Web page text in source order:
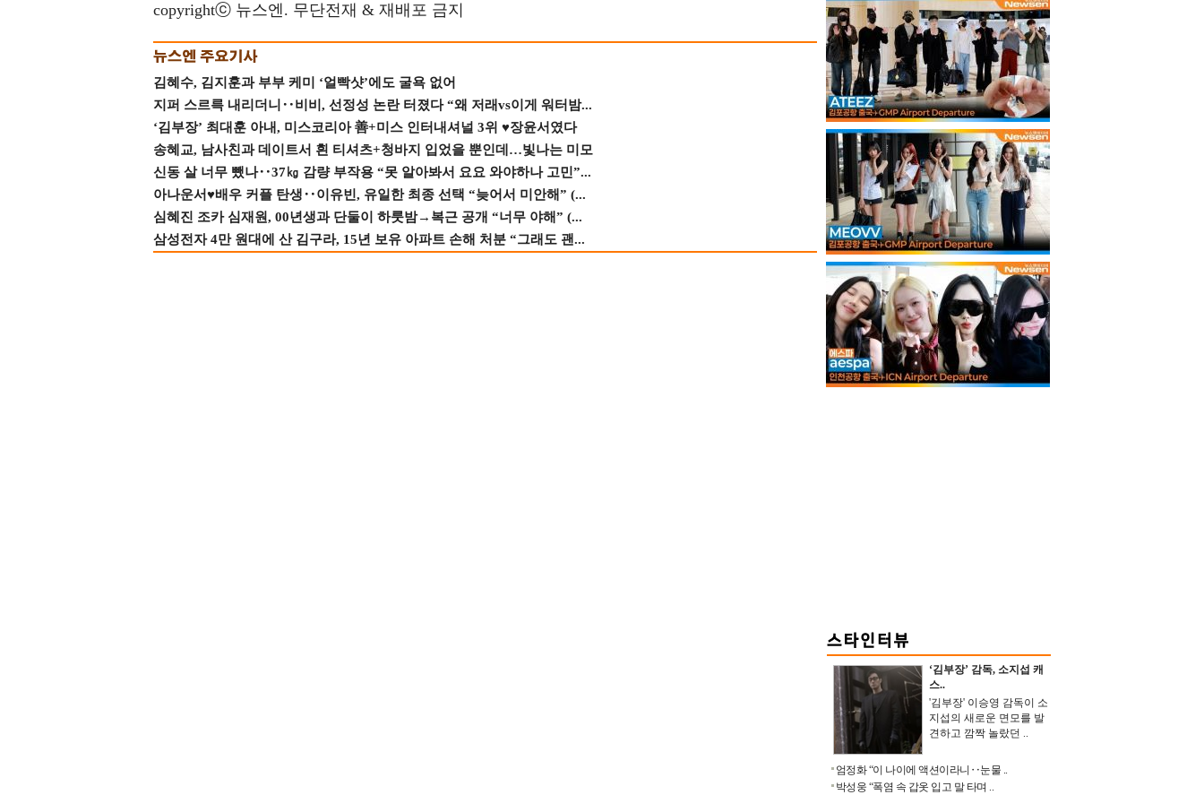
copyrightⓒ 뉴스엔. 무단전재 & 재배포 금지
김혜수, 김지훈과 부부 케미 ‘얼빡샷’에도 굴욕 없어
지퍼 스르륵 내리더니‥비비, 선정성 논란 터졌다 “왜 저래vs이게 워터밤...
‘김부장’ 최대훈 아내, 미스코리아 善+미스 인터내셔널 3위 ♥장윤서였다
송혜교, 남사친과 데이트서 흰 티셔츠+청바지 입었을 뿐인데…빛나는 미모
신동 살 너무 뺐나‥37㎏ 감량 부작용 “못 알아봐서 요요 와야하나 고민”...
아나운서♥배우 커플 탄생‥이유빈, 유일한 최종 선택 “늦어서 미안해” (...
심혜진 조카 심재원, 00년생과 단둘이 하룻밤→복근 공개 “너무 야해” (...
삼성전자 4만 원대에 산 김구라, 15년 보유 아파트 손해 처분 “그래도 괜...
‘김부장’ 감독, 소지섭 캐
스..
'김부장' 이승영 감독이 소
지섭의 새로운 면모를 발
견하고 깜짝 놀랐던 ..
엄정화 “이 나이에 액션이라니‥눈물 ..
박성웅 “폭염 속 갑옷 입고 말 타며 ..